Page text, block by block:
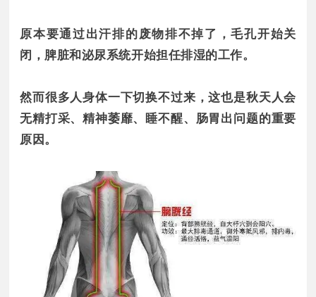
原本要通过出汗排的废物排不掉了，毛孔开始关
闭，脾脏和泌尿系统开始担任排湿的工作。
然而很多人身体一下切换不过来，这也是秋天人会
无精打采、精神萎靡、睡不醒、肠胃出问题的重要
原因。